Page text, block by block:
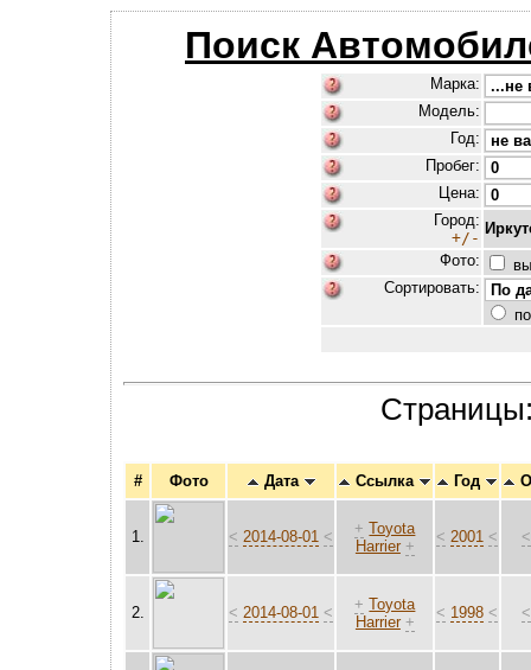
Поиск
Марка:
Модель:
Год:
Пробег:
Цена:
Город:
+/-
Фото:
Сортировать:
# Фото Дата Ссылка Год
1. < 2014-08-01 < + Toyota
Harrier +
< 2001 < <
2. < 2014-08-01 < + Toyota
Harrier +
< 1998 < <